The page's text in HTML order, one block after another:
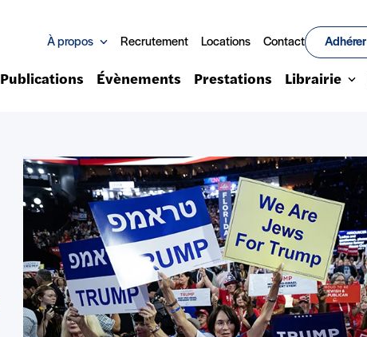
À propos Recrutement Locations Contact Adhérer
Publications Évènements Prestations Librairie